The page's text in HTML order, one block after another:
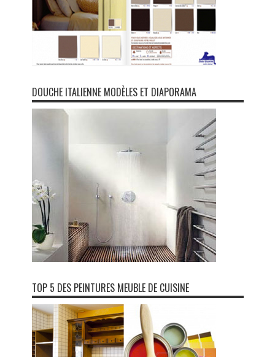
DOUCHE ITALIENNE MODÈLES ET DIAPORAMA
TOP 5 DES PEINTURES MEUBLE DE CUISINE